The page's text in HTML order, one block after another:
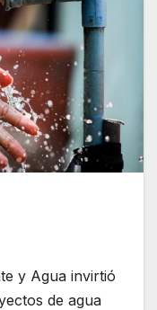
y Agua invirtió
de agua